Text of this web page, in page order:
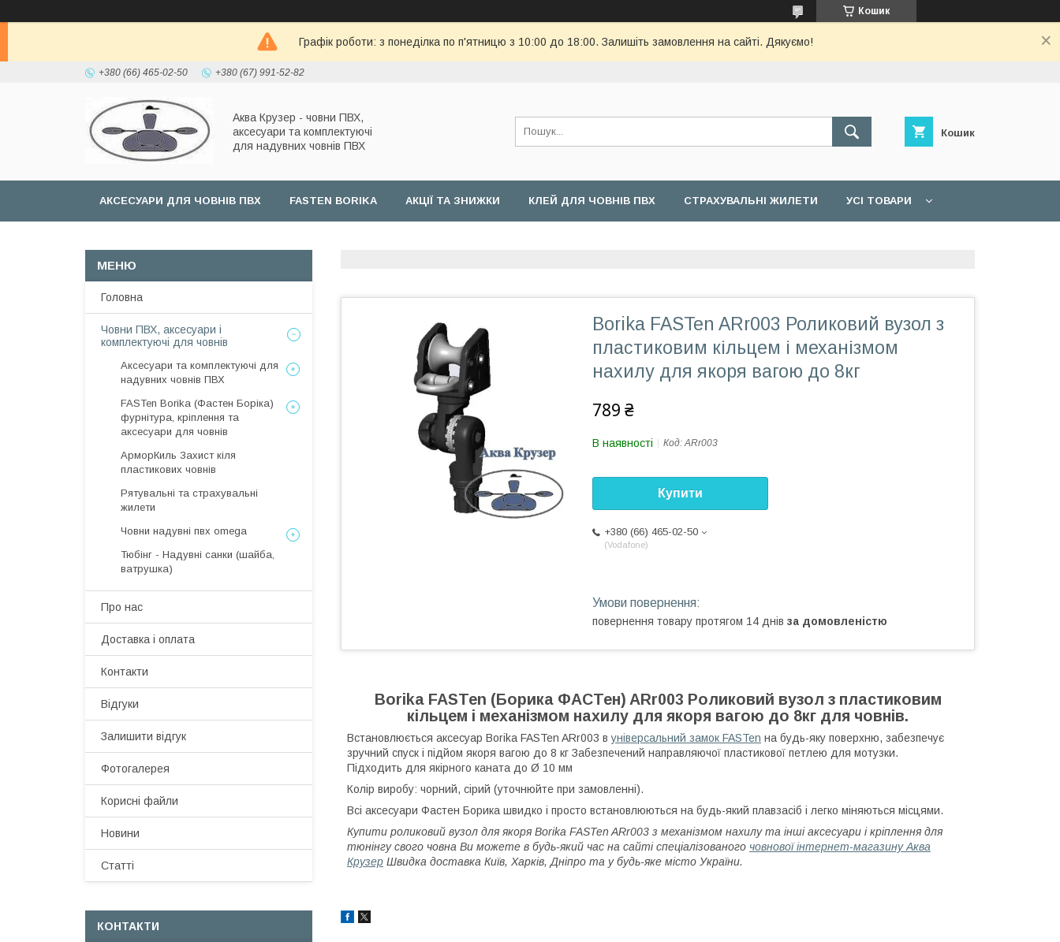
Кошик
Графік роботи: з понеділка по п'ятницю з 10:00 до 18:00. Залишіть замовлення на сайті. Дякуємо!
+380 (66) 465-02-50 +380 (67) 991-52-82
Аква Крузер - човни ПВХ,
аксесуари та комплектуючі
для надувних човнів ПВХ
Кошик
АКСЕСУАРИ ДЛЯ ЧОВНІВ ПВХ FASTEN BORIKA АКЦІЇ ТА ЗНИЖКИ КЛЕЙ ДЛЯ ЧОВНІВ ПВХ СТРАХУВАЛЬНІ ЖИЛЕТИ УСІ ТОВАРИ
Borika FASTen ARr003 Роликовий вузол з
пластиковим кільцем і механізмом
нахилу для якоря вагою до 8кг
789 ₴
В наявності Код:ARr003
Купити
+380 (66) 465-02-50
Vodafone
повернення товару протягом 14 днів за домовленістю
Borika FASTen (Борика ФАСТен) ARr003 Роликовий вузол з пластиковим
кільцем і механізмом нахилу для якоря вагою до 8кг для човнів.
Встановлюється аксесуар Borika FASTen ARr003 вуніверсальний замок FASTen на будь-яку поверхню, забезпечує
зручний спуск і підйом якоря вагою до 8 кг Забезпечений направляючої пластикової петлею для мотузки.
Підходить для якірного каната до Ø 10 мм
Колір виробу: чорний, сірий (уточнюйте при замовленні).
Всі аксесуари Фастен Борика швидко і просто встановлюються на будь-який плавзасіб і легко міняються місцями.
Купити роликовий вузол для якоря Borika FASTen ARr003 з механізмом нахилу та інші аксесуари і кріплення для
тюнінгу свого човна Ви можете в будь-який час на сайті спеціалізованого човнової інтернет-магазину Аква
Крузер Швидка доставка Київ, Харків, Дніпро та у будь-яке місто України.
Головна
Човни ПВХ, аксесуари і
комплектуючі для човнів
Аксесуари та комплектуючі для
надувних човнів ПВХ
FASTen Borika (Фастен Боріка)
фурнітура, кріплення та
аксесуари для човнів
АрморКиль Захист кіля
пластикових човнів
Рятувальні та страхувальні
жилети
Човни надувні пвх omega
Тюбінг - Надувні санки (шайба,
ватрушка)
Про нас
Доставка і оплата
Контакти
Відгуки
Залишити відгук
Фотогалерея
Корисні файли
Новини
Статті
КОНТАКТИ